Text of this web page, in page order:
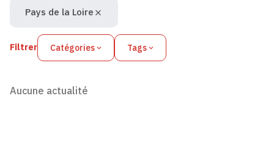
Filtrer Catégories Tags
Pays de la Loire
Aucune actualité